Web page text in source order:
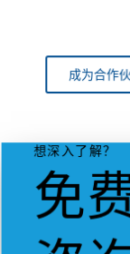
成为合作
想深入了解？
免